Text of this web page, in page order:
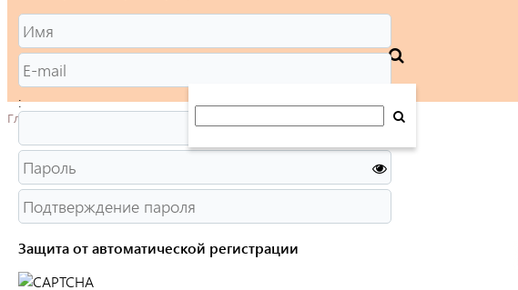
Главная
:
Защита от автоматической регистрации